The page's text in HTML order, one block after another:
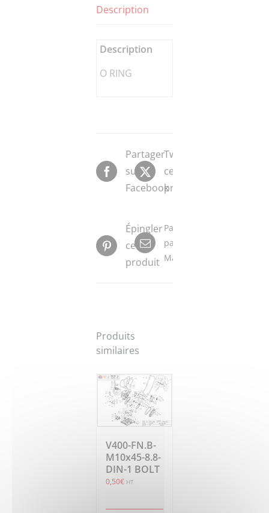
Description
Description
O RING
Partager
sur
Facebook
Tweeter
ce
produit
Épingler
ce
produit
Partager
par
Mail
Produits
similaires
V400-FN.B-
M10x45-8.8-
DIN-1 BOLT
0,50€ HT